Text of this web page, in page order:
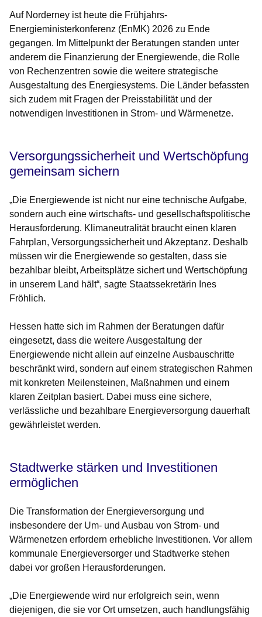
Auf Norderney ist heute die Frühjahrs-
Energieministerkonferenz (EnMK) 2026 zu Ende
gegangen. Im Mittelpunkt der Beratungen standen unter
anderem die Finanzierung der Energiewende, die Rolle
von Rechenzentren sowie die weitere strategische
Ausgestaltung des Energiesystems. Die Länder befassten
sich zudem mit Fragen der Preisstabilität und der
notwendigen Investitionen in Strom- und Wärmenetze.
Versorgungssicherheit und Wertschöpfung
gemeinsam sichern
„Die Energiewende ist nicht nur eine technische Aufgabe,
sondern auch eine wirtschafts- und gesellschaftspolitische
Herausforderung. Klimaneutralität braucht einen klaren
Fahrplan, Versorgungssicherheit und Akzeptanz. Deshalb
müssen wir die Energiewende so gestalten, dass sie
bezahlbar bleibt, Arbeitsplätze sichert und Wertschöpfung
in unserem Land hält“, sagte Staatssekretärin Ines
Fröhlich.
Hessen hatte sich im Rahmen der Beratungen dafür
eingesetzt, dass die weitere Ausgestaltung der
Energiewende nicht allein auf einzelne Ausbauschritte
beschränkt wird, sondern auf einem strategischen Rahmen
mit konkreten Meilensteinen, Maßnahmen und einem
klaren Zeitplan basiert. Dabei muss eine sichere,
verlässliche und bezahlbare Energieversorgung dauerhaft
gewährleistet werden.
Stadtwerke stärken und Investitionen
ermöglichen
Die Transformation der Energieversorgung und
insbesondere der Um- und Ausbau von Strom- und
Wärmenetzen erfordern erhebliche Investitionen. Vor allem
kommunale Energieversorger und Stadtwerke stehen
dabei vor großen Herausforderungen.
„Die Energiewende wird nur erfolgreich sein, wenn
diejenigen, die sie vor Ort umsetzen, auch handlungsfähig